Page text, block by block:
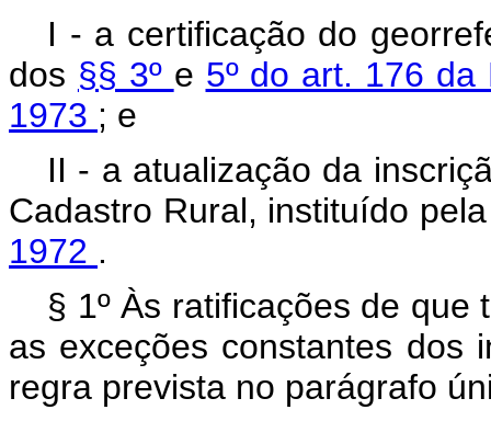
I - a certificação do
dos §§ 3º e 5º do art. 176
1973 ; e
II - a atualização da
Cadastro Rural, instituído
1972 .
§ 1º Às ratificações de que
as exceções constantes
regra prevista no parágrafo